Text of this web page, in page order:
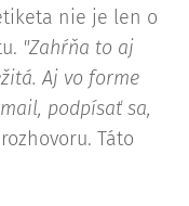
nie je len o
"Zahŕňa to aj
Aj vo forme
podpísať sa,
Táto